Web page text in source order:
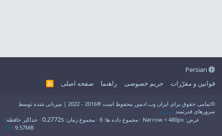
قوانین و مقرّرات
حریم خصوصی راهنما صفحه اصلی
R
©تمامی حقوق برای ایران وب ادمین محفوظ است ®2016 - 2022 | میزبانی شده توسط
سرورهای قدرتمند فراسو
عرض
مجموع داده ها 8 مجموع زمان 0.2772s
حداکثر حافظه
9.57MB